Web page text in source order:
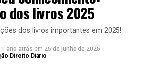
específicas, como:
Públicos: Atuam na defesa de
que não podem pagar por um advogado.
Inclui várias funções dentro das forças
dos livros 2025
dos livros importantes em 2025!
1 ano atrás em 25 de junho de 2025
Direito Diário